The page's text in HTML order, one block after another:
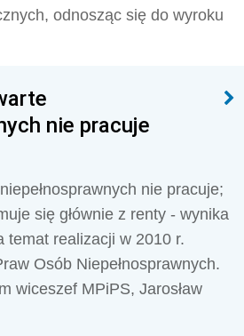
odnosząc się do wyroku
nie pracuje
nie pracuje;
się głównie z renty - wynika
temat realizacji w 2010 r.
Osób Niepełnosprawnych.
wiceszef MPiPS, Jarosław